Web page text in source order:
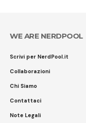
WE ARE NERDPOOL
Scrivi per NerdPool.it
Collaborazioni
Chi Siamo
Contattaci
Note Legali